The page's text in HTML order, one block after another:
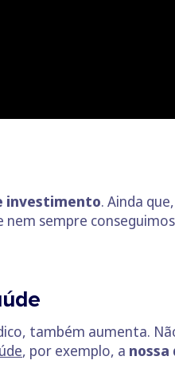
investimento. Ainda
sempre
também aumenta.
, por exemplo, a nossa